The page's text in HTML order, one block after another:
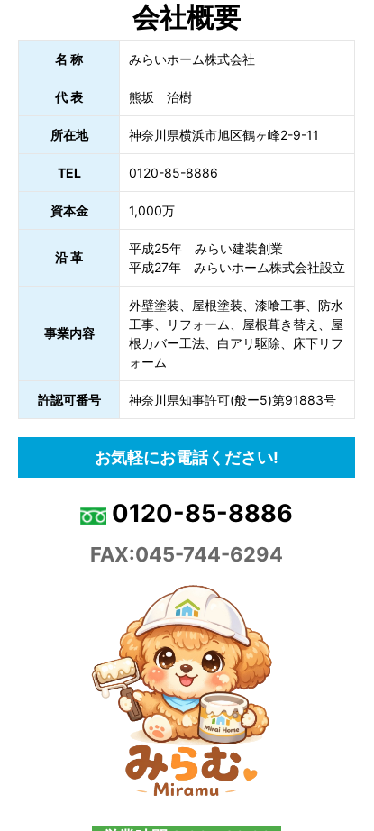
会社概要
名 称 みらいホーム株式会社
代 表 熊坂 治樹
所在地 神奈川県横浜市旭区鶴ヶ峰2-9-11
TEL 0120-85-8886
資本金 1,000万
沿 革
平成25年 みらい建装創業
平成27年 みらいホーム株式会社設立
事業内容
外壁塗装、屋根塗装、漆喰工事、防水
工事、リフォーム、屋根葺き替え、屋
根カバー工法、白アリ駆除、床下リフ
ォーム
許認可番号 神奈川県知事許可(般ー5)第91883号
お気軽にお電話ください!
0120-85-8886
FAX:045-744-6294